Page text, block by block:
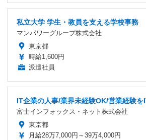
私立大学 学生・教員を支える学校事務
マンパワーグループ株式会社
東京都
時給1,600円
派遣社員
IT企業の人事/業界未経験OK/営業経験を
富士インフォックス・ネット株式会社
東京都
月給28万7,000円～39万4,000円